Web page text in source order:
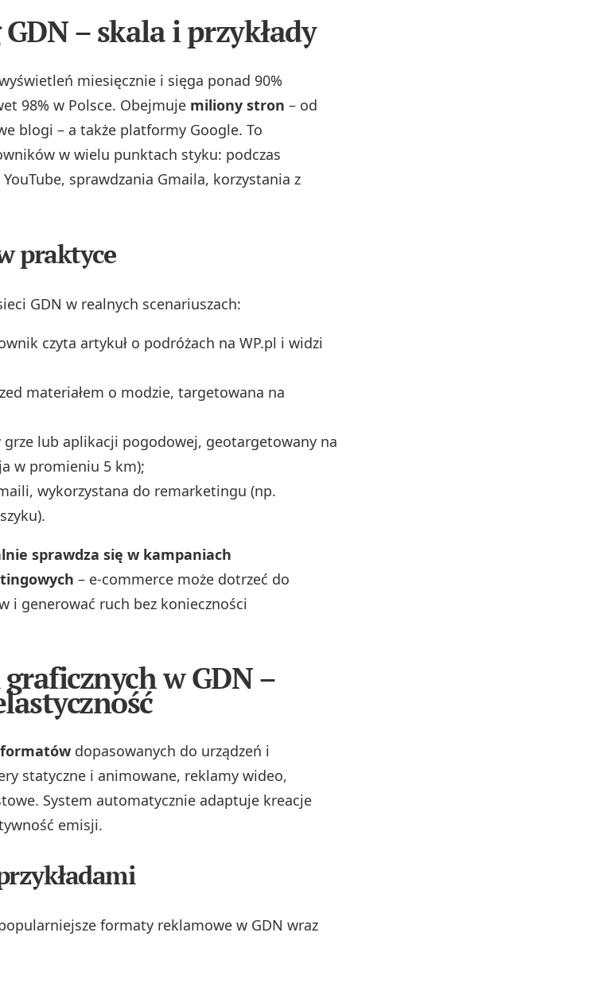
– skala i przykłady
miesięcznie i sięga ponad 90%
98% w Polsce. Obejmuje miliony stron – od
blogi – a także platformy Google. To
w wielu punktach styku: podczas
sprawdzania Gmaila, korzystania z
praktyce
GDN w realnych scenariuszach:
czyta artykuł o podróżach na WP.pl i widzi
materiałem o modzie, targetowana na
grze lub aplikacji pogodowej, geotargetowany na
w promieniu 5 km);
wykorzystana do remarketingu (np.
sprawdza się w kampaniach
– e-commerce może dotrzeć do
i generować ruch bez konieczności
w GDN –
dopasowanych do urządzeń i
statyczne i animowane, reklamy wideo,
System automatycznie adaptuje kreacje
emisji.
formaty reklamowe w GDN wraz